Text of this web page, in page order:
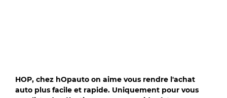
HOP, chez hOpauto on aime vous rendre l'achat
auto plus facile et rapide. Uniquement pour vous